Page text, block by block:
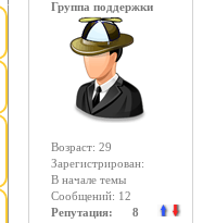
Группа поддержки
Возраст: 29
Зарегистрирован:
В начале темы
Сообщений: 12
Репутация: 8